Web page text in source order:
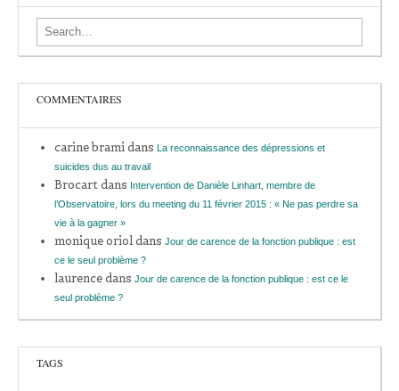
Search for:
COMMENTAIRES
carine bramidans
La reconnaissance des dépressions et
suicides dus au travail
Brocartdans Intervention de Danièle Linhart, membre de
l’Observatoire, lors du meeting du 11 février 2015 : « Ne pas perdre sa
vie à la gagner »
monique orioldans Jour de carence de la fonction publique : est
ce le seul problème ?
laurencedans Jour de carence de la fonction publique : est ce le
seul problème ?
TAGS